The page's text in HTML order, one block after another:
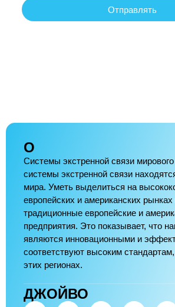
Отправлять
О
Системы экстренной связи
системы экстренной связи
мира. Уметь выделиться на
европейских и американских
традиционные европейские и
предприятия. Это показывает, что
являются инновационными и
соответствуют высоким
этих регионах.
ДЖОЙВО